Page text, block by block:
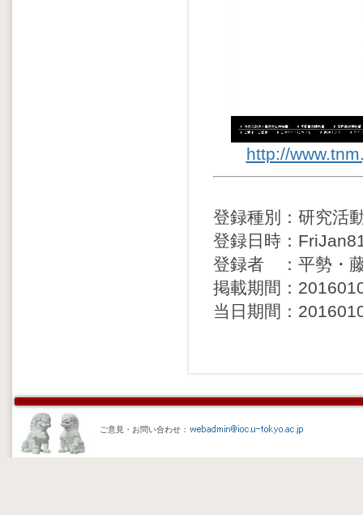
http://
登録種別：研究活
登録日時：
登録者 ：平勢・
掲載期間：
当日期間：
ご意見・お問い合わせ：